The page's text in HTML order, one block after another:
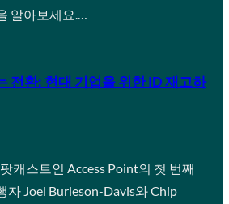
알아보세요.…
전환: 현대 기업을 위한 ID 재고하
캐스트인 Access Point의 첫 번째
자 Joel Burleson-Davis와 Chip